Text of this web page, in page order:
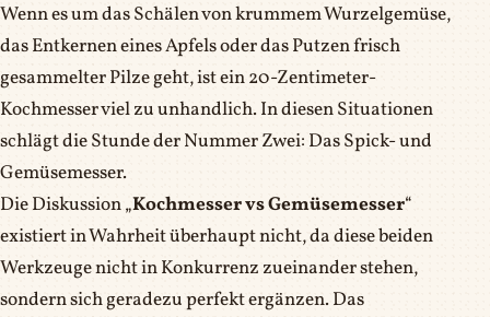
Wenn es um das Schälen von krummem Wurzelgemüse,
das Entkernen eines Apfels oder das Putzen frisch
gesammelter Pilze geht, ist ein 20-Zentimeter-
Kochmesser viel zu unhandlich. In diesen Situationen
schlägt die Stunde der Nummer Zwei: Das Spick- und
Gemüsemesser.
Die Diskussion „Kochmesser vs Gemüsemesser“
existiert in Wahrheit überhaupt nicht, da diese beiden
Werkzeuge nicht in Konkurrenz zueinander stehen,
sondern sich geradezu perfekt ergänzen. Das